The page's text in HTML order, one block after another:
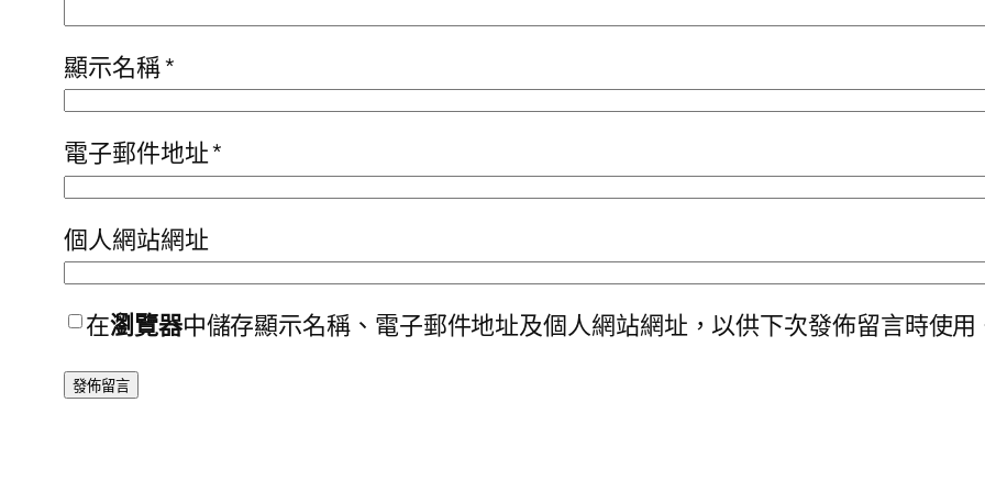
顯示名稱*
電子郵件地址*
個人網站網址
在瀏覽器中儲存顯示名稱、電子郵件地址及個人網站網址，以供下次發佈留言時使用